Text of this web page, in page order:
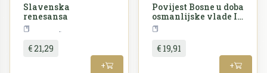
Slavenska
renesansa
€ 21,29
+
Povijest Bosne u doba
osmanlijske vlade I.-
II. dio
€ 19,91
+